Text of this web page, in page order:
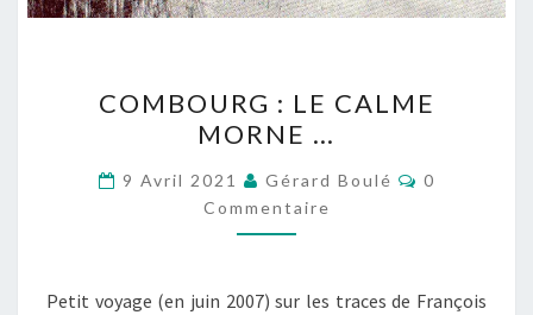
:
LE
CALME
MORNE
…
COMBOURG : LE CALME
MORNE …
9 Avril 2021 Gérard Boulé
0
Commentaire
Petit voyage (en juin 2007) sur les traces de François